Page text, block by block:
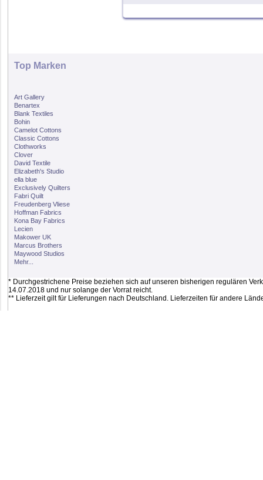
Top Marken
Art Gallery
Benartex
Blank Textiles
Bohin
Camelot Cottons
Classic Cottons
Clothworks
Clover
David Textile
Elizabeth's Studio
ella blue
Exclusively Quilters
Fabri Quilt
Freudenberg Vliese
Hoffman Fabrics
Kona Bay Fabrics
Lecien
Makower UK
Marcus Brothers
Maywood Studios
Mehr...
* Durchgestrichene Preise beziehen sich auf unseren bisherigen regulären
14.07.2018 und nur solange der Vorrat reicht.
** Lieferzeit gilt für Lieferungen nach Deutschland. Lieferzeiten für andere